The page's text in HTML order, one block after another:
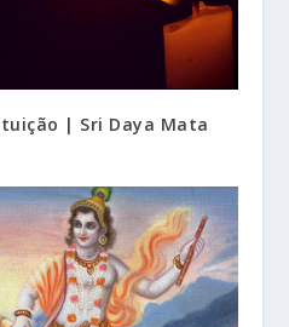
| Sri Daya Mata